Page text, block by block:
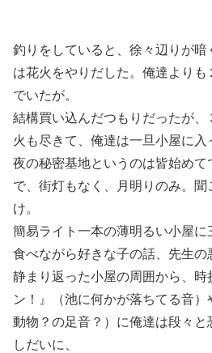
釣りをしていると、徐々辺りが
は花火をやりだした。俺達よりも
でいたが。
結構買い込んだつもりだったが
火も尽きて、俺達は一旦小屋に入
夜の秘密基地というのは皆始めて
で、街灯もなく、月明りのみ。
け。
簡易ライト一本の薄明るい小屋
食べながら好きな子の話、先生の
静まり返った小屋の周囲から、時
ン！』（池に何かが落ちてる音
動物？の足音？）に俺達は段々と
しだいに、